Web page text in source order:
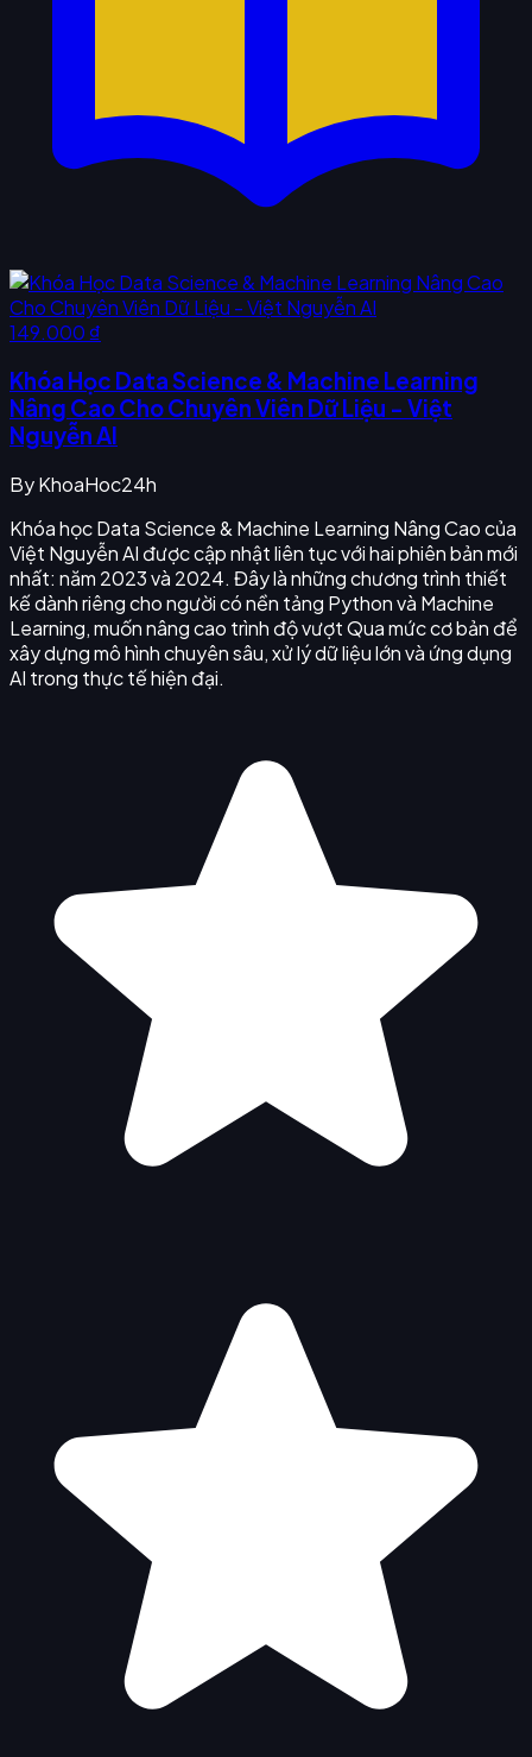
149.000 ₫
Khóa Học Data Science & Machine Learning
Nâng Cao Cho Chuyên Viên Dữ Liệu - Việt
Nguyễn AI
ByKhoaHoc24h
Khóa học Data Science & Machine Learning Nâng Cao của
Việt Nguyễn AI được cập nhật liên tục với hai phiên bản mới
nhất: năm 2023 và 2024. Đây là những chương trình thiết
kế dành riêng cho người có nền tảng Python và Machine
Learning, muốn nâng cao trình độ vượt Qua mức cơ bản để
xây dựng mô hình chuyên sâu, xử lý dữ liệu lớn và ứng dụng
AI trong thực tế hiện đại.